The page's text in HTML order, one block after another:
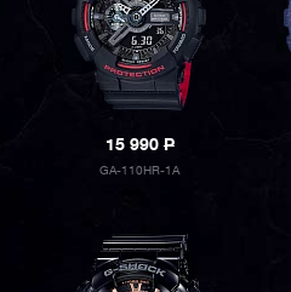
15 990P
GA-110HR-1A